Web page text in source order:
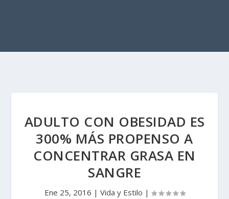
ADULTO CON OBESIDAD ES
300% MÁS PROPENSO A
CONCENTRAR GRASA EN
SANGRE
Ene 25, 2016 | Vida y Estilo |